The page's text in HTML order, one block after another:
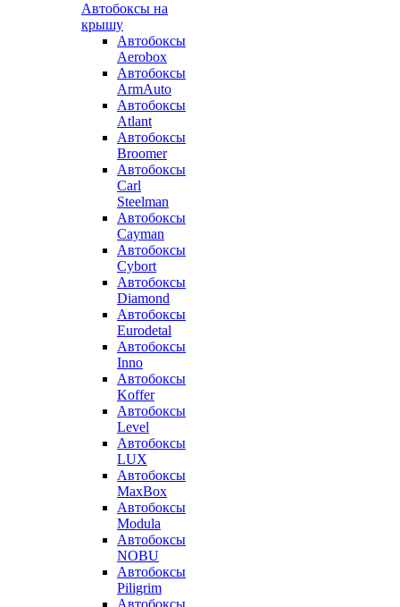
Автобоксы на
крышу
Автобоксы
Aerobox
Автобоксы
ArmAuto
Автобоксы
Atlant
Автобоксы
Broomer
Автобоксы
Carl
Steelman
Автобоксы
Cayman
Автобоксы
Cybort
Автобоксы
Diamond
Автобоксы
Eurodetal
Автобоксы
Inno
Автобоксы
Koffer
Автобоксы
Level
Автобоксы
LUX
Автобоксы
MaxBox
Автобоксы
Modula
Автобоксы
NOBU
Автобоксы
Piligrim
Автобоксы